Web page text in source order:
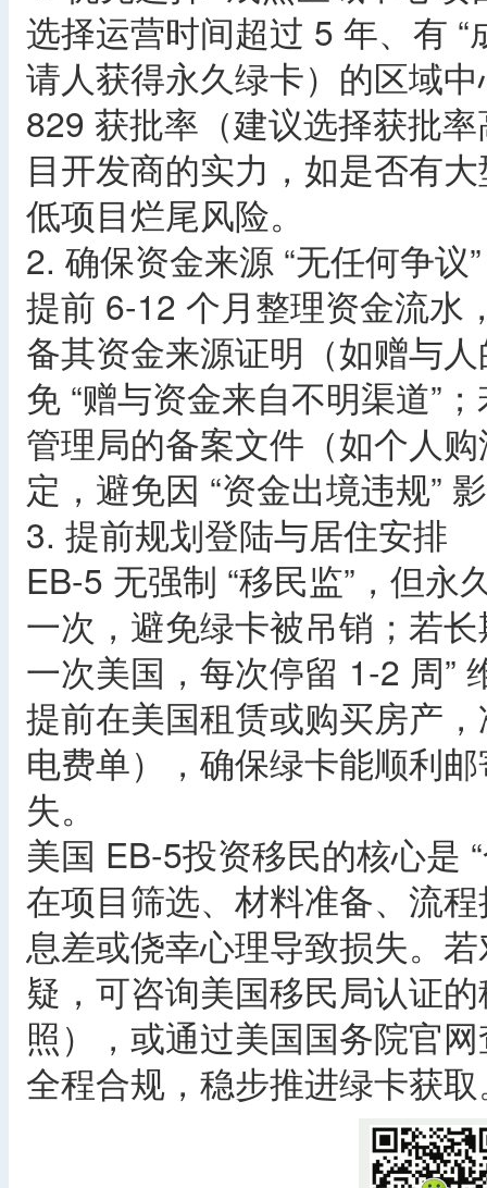
选择运营时间超过 5 年、有
请人获得永久绿卡）的区域
829 获批率（建议选择获批
目开发商的实力，如是否有
低项目烂尾风险。
2. 确保资金来源 “无任何争议”
提前 6-12 个月整理资金流水
备其资金来源证明（如赠与
免 “赠与资金来自不明渠道”
管理局的备案文件（如个人
定，避免因 “资金出境违规”
3. 提前规划登陆与居住安排
EB-5 无强制 “移民监”，但
一次，避免绿卡被吊销；若
一次美国，每次停留 1-2 周”
提前在美国租赁或购买房产
电费单），确保绿卡能顺利
失。
美国 EB-5投资移民的核心是
在项目筛选、材料准备、流
息差或侥幸心理导致损失。
疑，可咨询美国移民局认证
照），或通过美国国务院官
全程合规，稳步推进绿卡获取